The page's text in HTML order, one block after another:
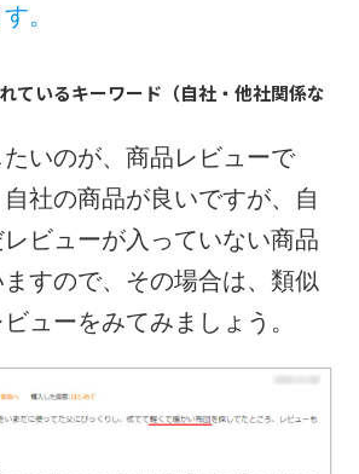
。
ているキーワード（自社・他社関係な
いのが、商品レビューで
社の商品が良いですが、自
ビューが入っていない商品
すので、その場合は、類似
ューをみてみましょう。